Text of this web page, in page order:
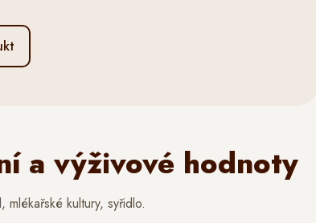
a výživové hodnoty
mlékařské kultury, syřidlo.